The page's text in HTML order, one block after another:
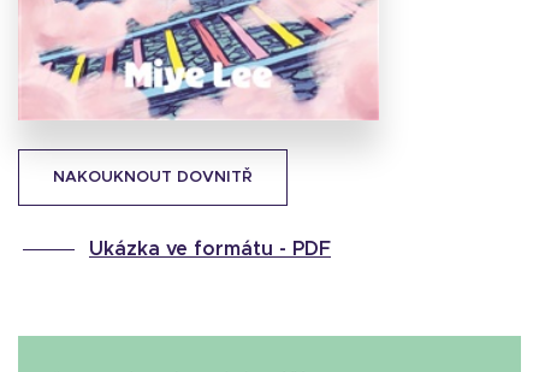
NAKOUKNOUT DOVNITŘ
Ukázka ve formátu - PDF